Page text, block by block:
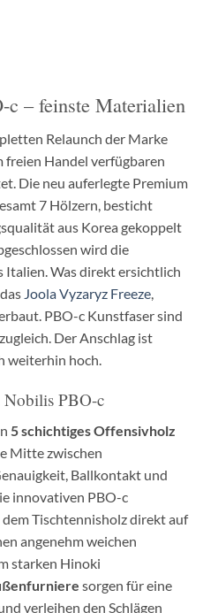
c – feinste Materialien
Relaunch der Marke
freien Handel verfügbaren
Die neu auferlegte Premium
7 Hölzern, besticht
aus Korea gekoppelt
wird die
Italien. Was direkt ersichtlich
Joola Vyzaryz Freeze,
PBO-c Kunstfaser sind
Der Anschlag ist
weiterhin hoch.
Nobilis PBO-c
5 schichtiges Offensivholz
Mitte zwischen
Ballkontakt und
innovativen PBO-c
Tischtennisholz direkt auf
angenehm weichen
starken Hinoki
sorgen für eine
verleihen den Schlägen